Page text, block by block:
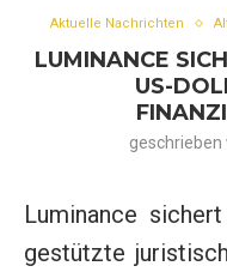
Aktuelle Nachrichten
LUMINANCE
US-
geschrieben
Luminance
gestützte